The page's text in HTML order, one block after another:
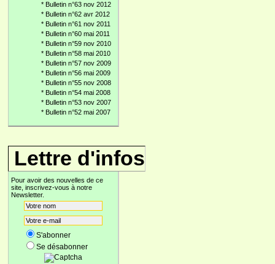
* Bulletin n°63 nov 2012
* Bulletin n°62 avr 2012
* Bulletin n°61 nov 2011
* Bulletin n°60 mai 2011
* Bulletin n°59 nov 2010
* Bulletin n°58 mai 2010
* Bulletin n°57 nov 2009
* Bulletin n°56 mai 2009
* Bulletin n°55 nov 2008
* Bulletin n°54 mai 2008
* Bulletin n°53 nov 2007
* Bulletin n°52 mai 2007
Lettre d'infos
Pour avoir des nouvelles de ce
site, inscrivez-vous à notre
Newsletter.
S'abonner
Se désabonner